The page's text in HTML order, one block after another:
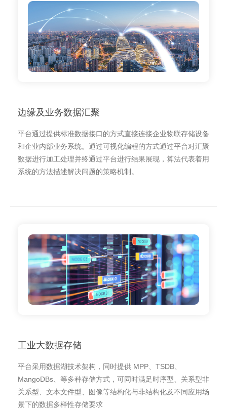
边缘及业务数据汇聚
平台通过提供标准数据接口的方式直接连接企业物联存储设备
和企业内部业务系统。通过可视化编程的方式通过平台对汇聚
数据进行加工处理并终通过平台进行结果展现，算法代表着用
系统的方法描述解决问题的策略机制。
工业大数据存储
平台采用数据湖技术架构，同时提供 MPP、TSDB、
MangoDBs、等多种存储方式，可同时满足时序型、关系型非
关系型、文本文件型、图像等结构化与非结构化及不同应用场
景下的数据多样性存储要求